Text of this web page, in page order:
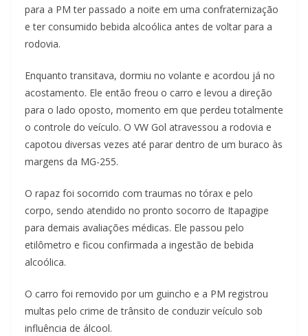
para a PM ter passado a noite em uma confraternização
e ter consumido bebida alcoólica antes de voltar para a
rodovia.
Enquanto transitava, dormiu no volante e acordou já no
acostamento. Ele então freou o carro e levou a direção
para o lado oposto, momento em que perdeu totalmente
o controle do veículo. O VW Gol atravessou a rodovia e
capotou diversas vezes até parar dentro de um buraco às
margens da MG-255.
O rapaz foi socorrido com traumas no tórax e pelo
corpo, sendo atendido no pronto socorro de Itapagipe
para demais avaliações médicas. Ele passou pelo
etilômetro e ficou confirmada a ingestão de bebida
alcoólica.
O carro foi removido por um guincho e a PM registrou
multas pelo crime de trânsito de conduzir veículo sob
influência de álcool.